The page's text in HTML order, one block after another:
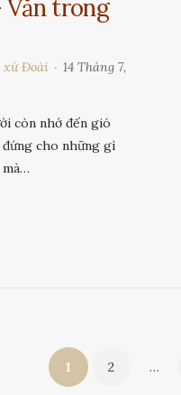
trong
xứ Đoài
14 Tháng 7,
còn nhớ đến gió
đứng cho những gì
1 2 …